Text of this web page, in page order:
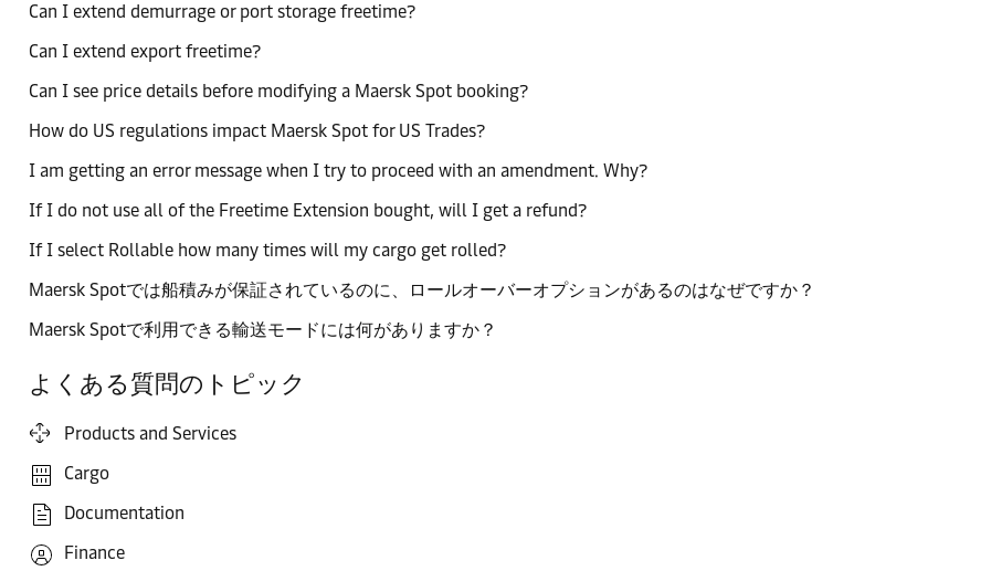
Can I extend demurrage or port storage freetime?
Can I extend export freetime?
Can I see price details before modifying a Maersk Spot booking?
How do US regulations impact Maersk Spot for US Trades?
I am getting an error message when I try to proceed with an amendment. Why?
If I do not use all of the Freetime Extension bought, will I get a refund?
If I select Rollable how many times will my cargo get rolled?
Maersk Spotでは船積みが保証されているのに、ロールオーバーオプションがあるのはなぜですか？
Maersk Spotで利用できる輸送モードには何がありますか？
よくある質問のトピック
Products and Services
Cargo
Documentation
Finance